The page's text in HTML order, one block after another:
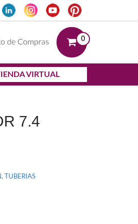
de Compras 0
VIRTUAL
7.4
,
TUBERIAS